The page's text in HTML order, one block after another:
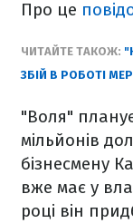
Про це
ЧИТАЙТЕ ТАКОЖ:
ЗБІЙ В РОБОТІ
"Воля"
мільйонів
бізнесмену
вже має у
році він